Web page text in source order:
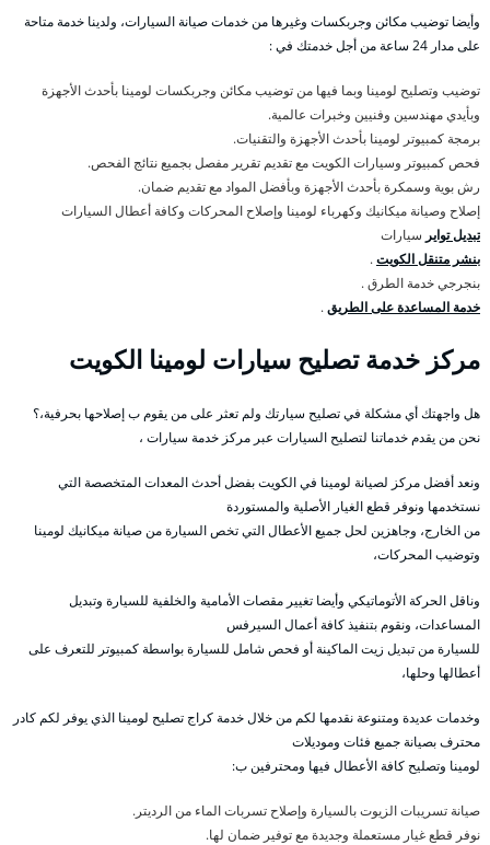
وأيضا توضيب مكائن وجربكسات وغيرها من خدمات صيانة السيارات، ولدينا خدمة متاحة
على مدار 24 ساعة من أجل خدمتك في :
توضيب وتصليح لومينا وبما فيها من توضيب مكائن وجربكسات لومينا بأحدث الأجهزة
وبأيدي مهندسين وفنيين وخبرات عالمية.
برمجة كمبيوتر لومينا بأحدث الأجهزة والتقنيات.
فحص كمبيوتر وسيارات الكويت مع تقديم تقرير مفصل بجميع نتائج الفحص.
رش بوية وسمكرة بأحدث الأجهزة وبأفضل المواد مع تقديم ضمان.
إصلاح وصيانة ميكانيك وكهرباء لومينا وإصلاح المحركات وكافة أعطال السيارات
تبديل تواير سيارات
بنشر متنقل الكويت.
بنجرجي خدمة الطرق .
خدمة المساعدة على الطريق.
مركز خدمة تصليح سيارات لومينا الكويت
هل واجهتك أي مشكلة في تصليح سيارتك ولم تعثر على من يقوم ب إصلاحها بحرفية،؟
نحن من يقدم خدماتنا لتصليح السيارات عبر مركز خدمة سيارات ،
ونعد أفضل مركز لصيانة لومينا في الكويت بفضل أحدث المعدات المتخصصة التي
نستخدمها ونوفر قطع الغيار الأصلية والمستوردة
من الخارج، وجاهزين لحل جميع الأعطال التي تخص السيارة من صيانة ميكانيك لومينا
وتوضيب المحركات،
وناقل الحركة الأتوماتيكي وأيضا تغيير مقصات الأمامية والخلفية للسيارة وتبديل
المساعدات، ونقوم بتنفيذ كافة أعمال السيرفس
للسيارة من تبديل زيت الماكينة أو فحص شامل للسيارة بواسطة كمبيوتر للتعرف على
أعطالها وحلها،
وخدمات عديدة ومتنوعة نقدمها لكم من خلال خدمة كراج تصليح لومينا الذي يوفر لكم كادر
محترف بصيانة جميع فئات وموديلات
لومينا وتصليح كافة الأعطال فيها ومحترفين ب:
صيانة تسريبات الزيوت بالسيارة وإصلاح تسربات الماء من الرديتر.
نوفر قطع غيار مستعملة وجديدة مع توفير ضمان لها.